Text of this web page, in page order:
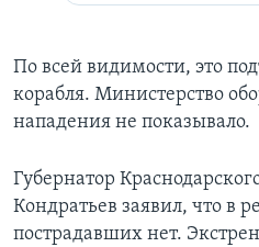
По всей видимости, это
корабля. Министерство
нападения не показывало.
Губернатор
Кондратьев заявил, что в
пострадавших нет.